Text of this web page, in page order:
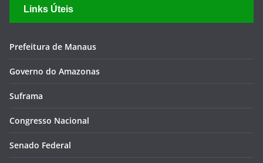
Links Úteis
Prefeitura de Manaus
Governo do Amazonas
Suframa
Congresso Nacional
Senado Federal